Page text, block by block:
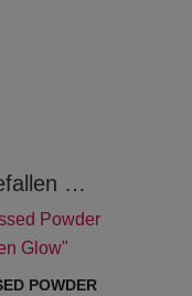
…
POWDER